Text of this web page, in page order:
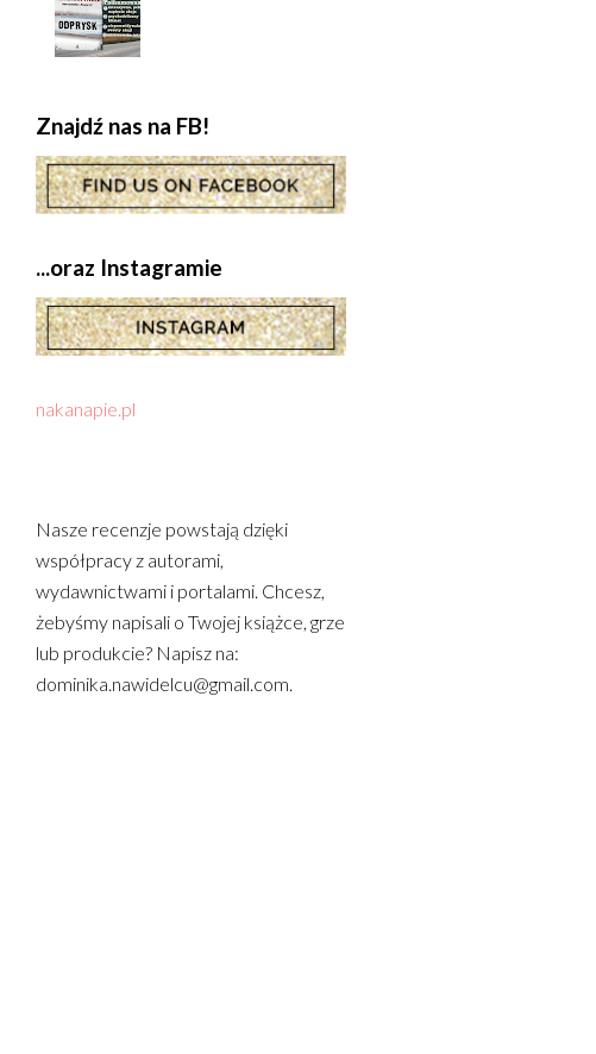
Znajdź nas na FB!
...oraz Instagramie
nakanapie.pl
Nasze recenzje powstają dzięki
współpracy z autorami,
wydawnictwami i portalami. Chcesz,
żebyśmy napisali o Twojej książce, grze
lub produkcie? Napisz na:
dominika.nawidelcu@gmail.com.